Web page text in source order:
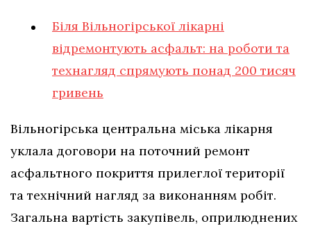
Біля Вільногірської лікарні
відремонтують асфальт: на роботи та
технагляд спрямують понад 200 тисяч
гривень
Вільногірська центральна міська лікарня
уклала договори на поточний ремонт
асфальтного покриття прилеглої території
та технічний нагляд за виконанням робіт.
Загальна вартість закупівель, оприлюднених